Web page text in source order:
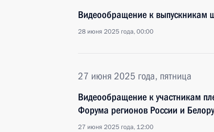
Видеообращение к выпускникам
28 июня 2025 года, 00:00
27 июня 2025 года, пятница
Видеообращение к участникам
Форума регионов России и
27 июня 2025 года, 12:00